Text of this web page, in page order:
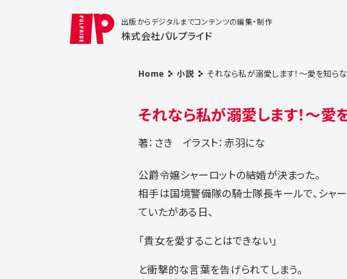
出版からデジタルまでコンテンツの編集・制作
株式会社パルプライド
Home 小説 それなら私が溺愛します！～愛を知
それなら私が溺愛します！～
著：さき イラスト：赤羽にな
公爵令嬢シャーロットの結婚が決まった。
相手は国境警備隊の騎士隊長キールで、シャ
ていたがある日、
「貴女を愛することはできない」
と衝撃的な言葉を告げられてしまう。